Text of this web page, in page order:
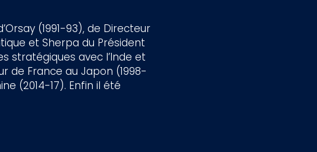
(1991-93), de Directeur
et Sherpa du Président
stratégiques avec l’Inde et
de France au Japon (1998-
(2014-17). Enfin il été